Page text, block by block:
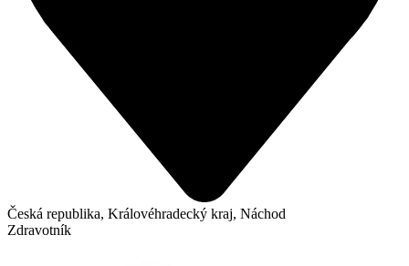
Česká republika, Královéhradecký kraj, Náchod
Zdravotník